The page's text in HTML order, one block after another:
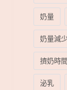
奶量
奶量減
擠奶時間
泌乳